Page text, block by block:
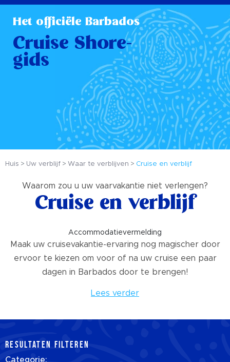
Het officiële Barbados
Cruise Shore-
gids
Huis Uw verblijf Waar te verblijven Cruise en verblijf
Waarom zou u uw vaarvakantie niet verlengen?
Cruise en verblijf
Accommodatievermelding
Maak uw cruisevakantie-ervaring nog magischer door
ervoor te kiezen om voor of na uw cruise een paar
dagen in Barbados door te brengen!
Lees verder
RESULTATEN FILTEREN
Categorie: